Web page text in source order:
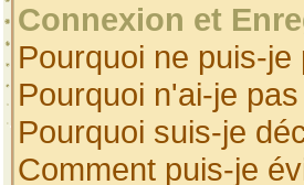
Connexion et
Pourquoi ne puis-
Pourquoi n'ai-je
Pourquoi suis-je
Comment puis-je